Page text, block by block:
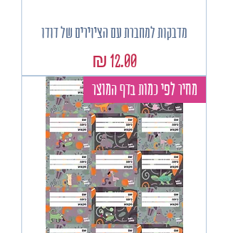
מדבקות למחברת עם הציוירים של דודו
מחיר‏12.00 ‏₪
מחיר לפי כמות בדף המוצר